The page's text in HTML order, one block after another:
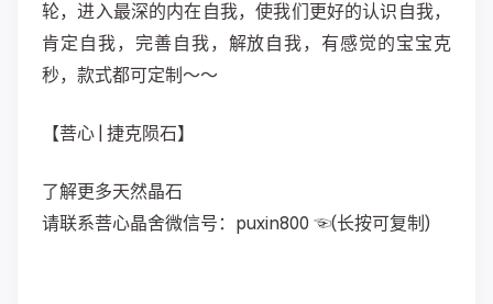
轮，进入最深的内在自我，使我们更好的认识自我，
肯定自我，完善自我，解放自我，有感觉的宝宝克
秒，款式都可定制～～
【菩心 | 捷克陨石】
了解更多天然晶石
请联系菩心晶舍微信号：puxin800 ☜(长按可复制)